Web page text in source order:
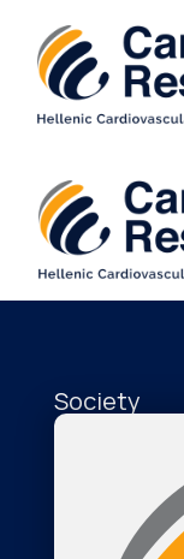
Society
The Journal